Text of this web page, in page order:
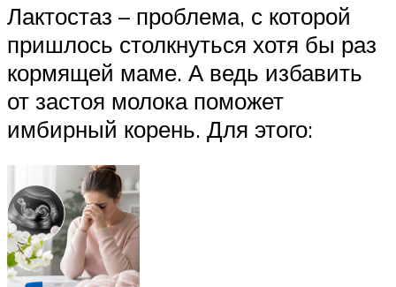
Лактостаз – проблема, с которой
пришлось столкнуться хотя бы раз
кормящей маме. А ведь избавить
от застоя молока поможет
имбирный корень. Для этого: